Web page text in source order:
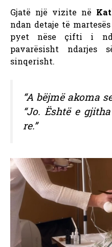
Gjatë një vizite në
ndan detaje të
pyet nëse çifti i
pavarësisht ndarjes
sinqerisht.
“A bëjmë akoma
“Jo. Është e
re.”